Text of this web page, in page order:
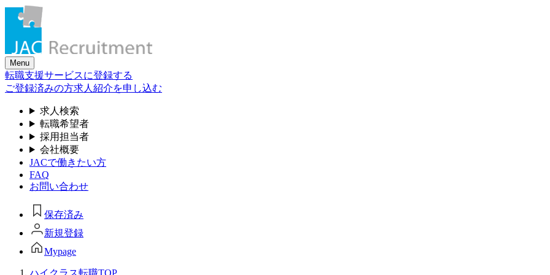
Skip
content
Menu
転職支援サービスに登録する
ご登録済みの方求人紹介を申し込む
求人検索
転職希望者
採用担当者
会社概要
JACで働きたい方
FAQ
お問い合わせ
保存済み
新規登録
Mypage
ハイクラス転職TOP